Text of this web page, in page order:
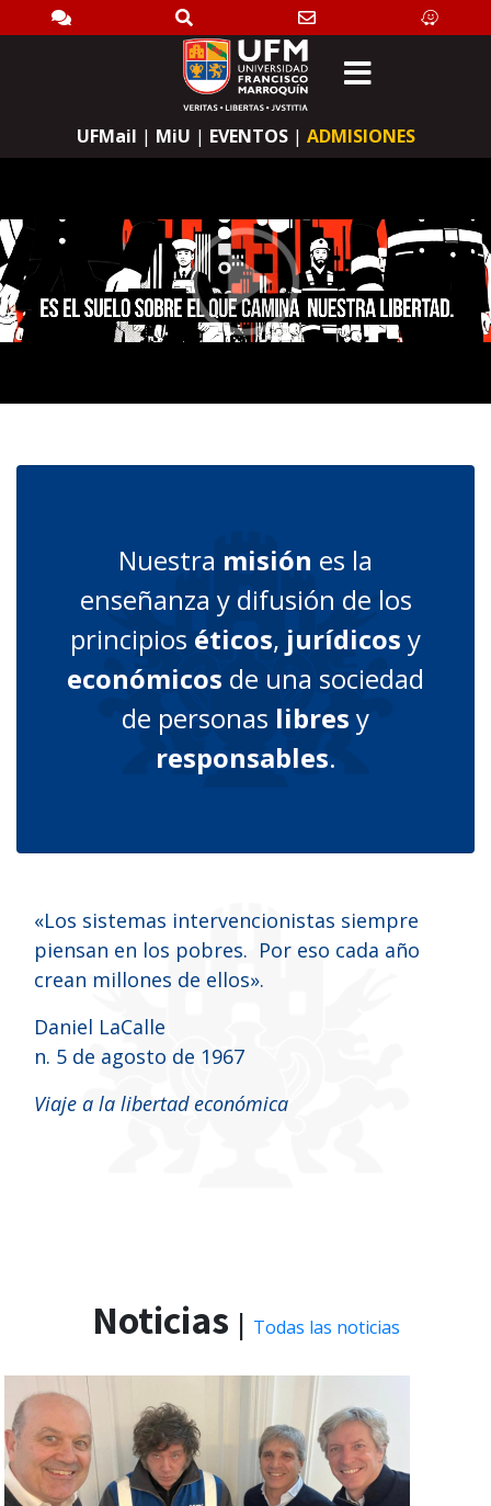
UFMail | MiU | EVENTOS| ADMISIONES
Nuestra misión es la
enseñanza y difusión de los
principios éticos, jurídicos y
económicos de una sociedad
de personas libres y
responsables.
«Los sistemas intervencionistas siempre
piensan en los pobres. Por eso cada año
crean millones de ellos».
Daniel LaCalle
n. 5 de agosto de 1967
Viaje a la libertad económica
Noticias | Todas las noticias